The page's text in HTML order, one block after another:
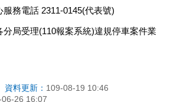
服務電話 2311-0145(代表號)
分局受理(110報案系統)違規停車案件業
資料更新： 109-08-19 10:46
06-26 16:07